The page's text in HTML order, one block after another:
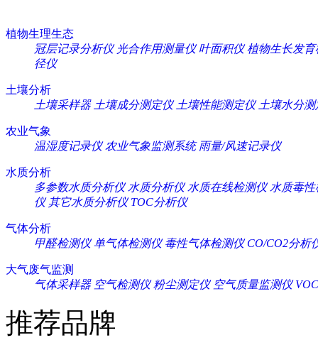
植物生理生态
冠层记录分析仪 光合作用测量仪 叶面积仪 植物生长发育
径仪
土壤分析
土壤采样器 土壤成分测定仪 土壤性能测定仪 土壤水分
农业气象
温湿度记录仪 农业气象监测系统 雨量/风速记录仪
水质分析
多参数水质分析仪 水质分析仪 水质在线检测仪 水质毒
仪 其它水质分析仪 TOC分析仪
气体分析
甲醛检测仪 单气体检测仪 毒性气体检测仪 CO/CO2分析
大气废气监测
气体采样器 空气检测仪 粉尘测定仪 空气质量监测仪
推荐品牌